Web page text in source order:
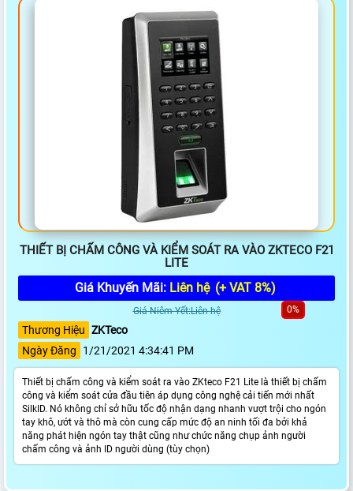
THIẾT BỊ CHẤM CÔNG VÀ KIỂM SOÁT RA VÀO ZKTECO F21
LITE
Giá Khuyến Mãi: Liên hệ (+ VAT 8%)
Giá Niêm Yết:Liên hệ 0%
Thương Hiệu ZKTeco
Ngày Đăng
1/21/2021 4:34:41 PM
Thiết bị chấm công và kiểm soát ra vào ZKteco F21 Lite là thiết bị chấm
công và kiểm soát cửa đầu tiên áp dụng công nghệ cải tiến mới nhất
SilkID. Nó không chỉ sở hữu tốc độ nhận dạng nhanh vượt trội cho ngón
tay khô, ướt và thô mà còn cung cấp mức độ an ninh tối đa bởi khả
năng phát hiện ngón tay thật cũng như chức năng chụp ảnh người
chấm công và ảnh ID người dùng (tùy chọn)